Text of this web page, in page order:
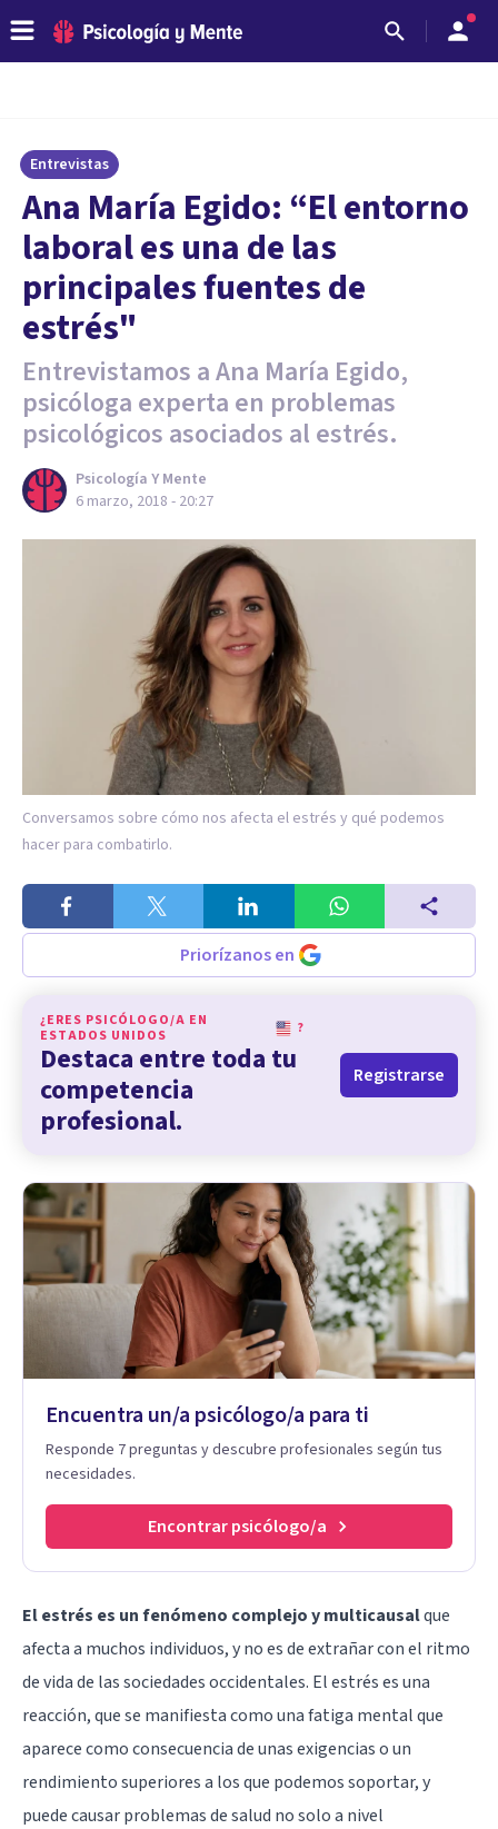
Entrevistas
Ana María Egido: “El entorno
laboral es una de las
principales fuentes de
estrés"
Entrevistamos a Ana María Egido,
psicóloga experta en problemas
psicológicos asociados al estrés.
Psicología Y Mente
6 marzo, 2018 - 20:27
Conversamos sobre cómo nos afecta el estrés y qué podemos
hacer para combatirlo.
Priorízanos en
¿ERES PSICÓLOGO/A EN
ESTADOS UNIDOS
?
Destaca entre toda tu
competencia
profesional.
Registrarse
Encuentra un/a psicólogo/a para ti
Responde 7 preguntas y descubre profesionales según tus
necesidades.
Encontrar psicólogo/a
El estrés es un fenómeno complejo y multicausalque
afecta a muchos individuos, y no es de extrañar con el ritmo
de vida de las sociedades occidentales. El estrés es una
reacción, que se manifiesta como una fatiga mental que
aparece como consecuencia de unas exigencias o un
rendimiento superiores a los que podemos soportar, y
puede causar problemas de salud no solo a nivel